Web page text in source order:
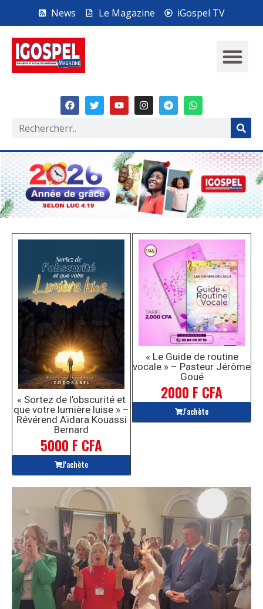
News Le Magazine iGospel TV
« Sortez de l’obscurité et
que votre lumière luise » –
Révérend Aïdara Kouassi
Bernard
5000 F CFA
J'achète
« Le Guide de routine
vocale » – Pasteur Jérôme
Goué
2000 F CFA
J'achète